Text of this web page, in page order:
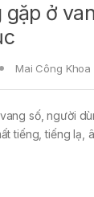
ở
Mai Công Khoa
số, người
tiếng, tiếng lạ,